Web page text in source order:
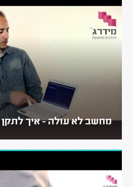
מחשב לא עולה - איך